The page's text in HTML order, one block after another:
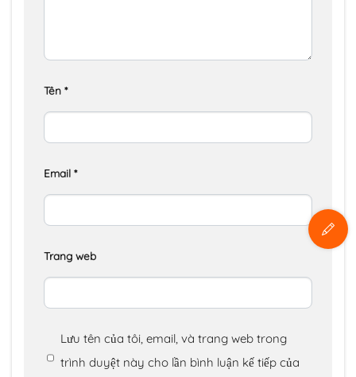
Tên *
Email *
Trang web
Lưu tên của tôi, email, và trang web trong
trình duyệt này cho lần bình luận kế tiếp của